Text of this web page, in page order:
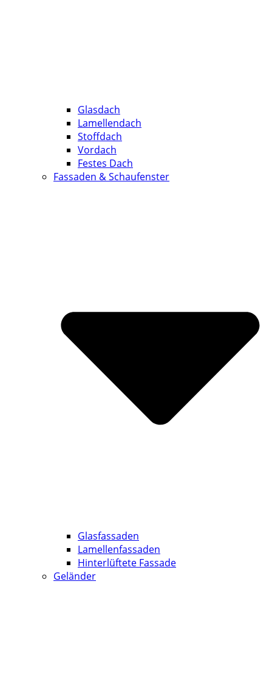
Glasdach
Lamellendach
Stoffdach
Vordach
Festes Dach
Fassaden & Schaufenster
Glasfassaden
Lamellenfassaden
Hinterlüftete Fassade
Geländer